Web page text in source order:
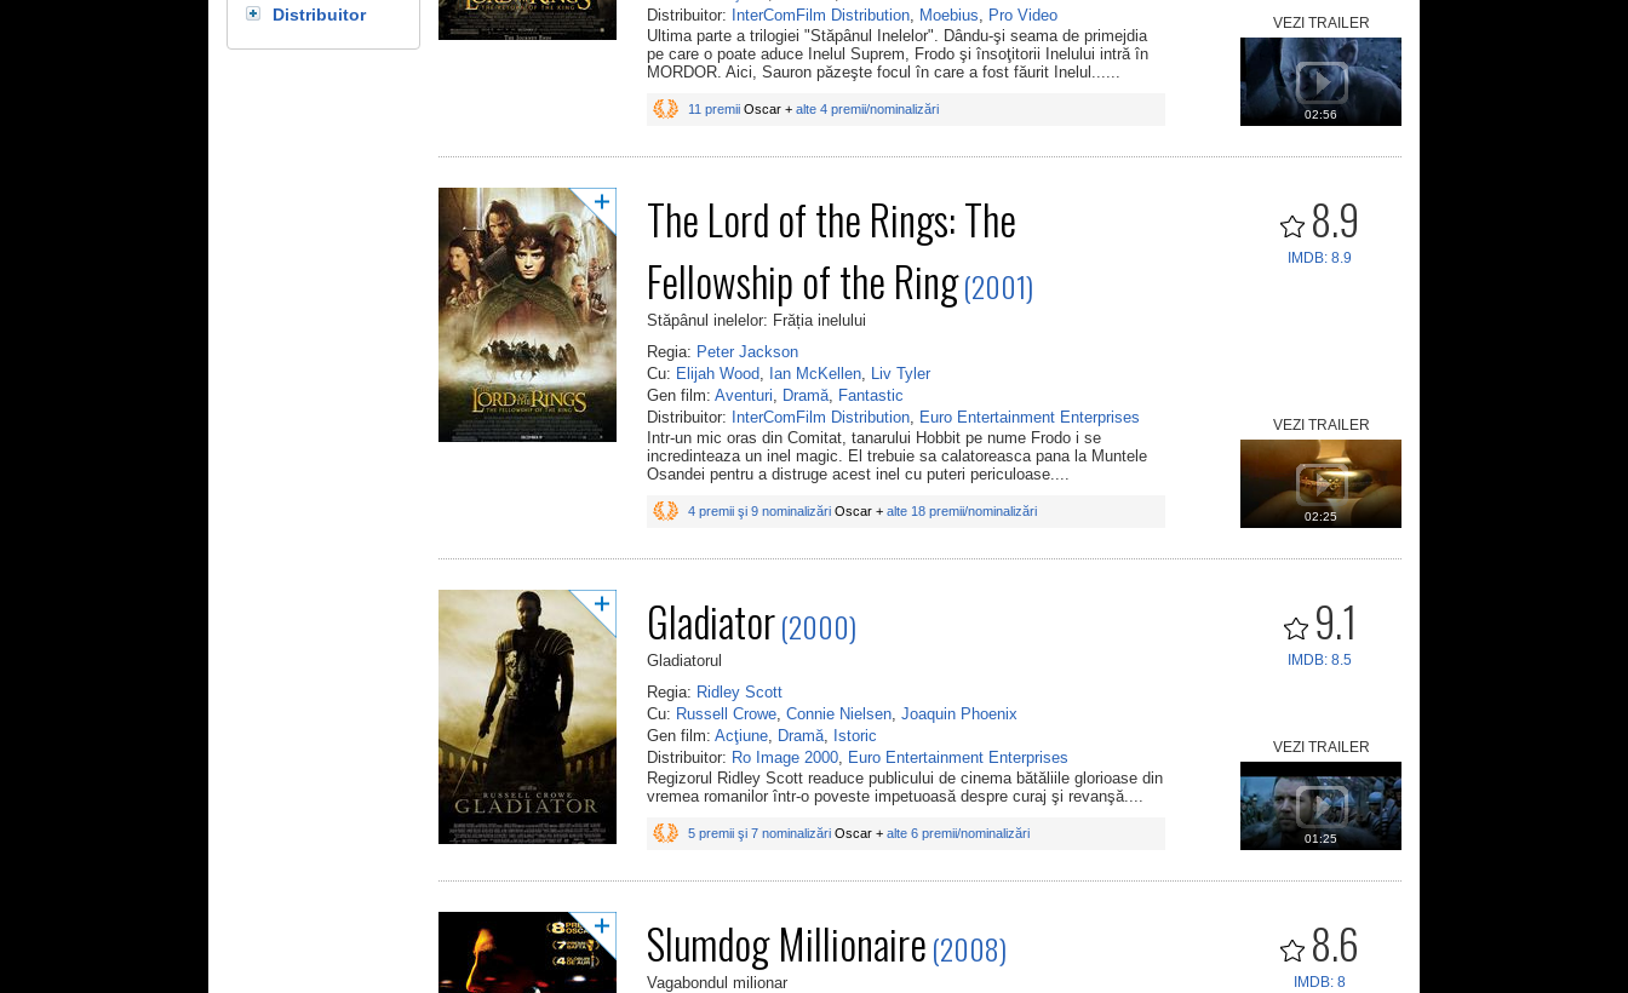
Distribuitor: InterComFilm Distribution, Moebius, Pro Video
Ultima parte a trilogiei "Stăpânul Inelelor". Dându-şi seama de primejdia
pe care o poate aduce Inelul Suprem, Frodo şi însoţitorii Inelului intră în
MORDOR. Aici, Sauron păzeşte focul în care a fost făurit Inelul......
11 premii Oscar + alte 4 premii/nominalizări
VEZI TRAILER
02:56
The Lord of the Rings: The
Fellowship of the Ring(2001)
Stăpânul inelelor: Frăția inelului
Regia: Peter Jackson
Cu: Elijah Wood, Ian McKellen, Liv Tyler
Gen film: Aventuri, Dramă, Fantastic
Distribuitor: InterComFilm Distribution, Euro Entertainment Enterprises
Intr-un mic oras din Comitat, tanarului Hobbit pe nume Frodo i se
incredinteaza un inel magic. El trebuie sa calatoreasca pana la Muntele
Osandei pentru a distruge acest inel cu puteri periculoase....
4 premii şi 9 nominalizări Oscar + alte 18 premii/nominalizări
8.9
IMDB: 8.9
VEZI TRAILER
02:25
Gladiator(2000)
Gladiatorul
Regia: Ridley Scott
Cu: Russell Crowe, Connie Nielsen, Joaquin Phoenix
Gen film: Acţiune, Dramă, Istoric
Distribuitor: Ro Image 2000, Euro Entertainment Enterprises
Regizorul Ridley Scott readuce publicului de cinema bătăliile glorioase din
vremea romanilor într-o poveste impetuoasă despre curaj şi revanşă....
5 premii şi 7 nominalizări Oscar + alte 6 premii/nominalizări
9.1
IMDB: 8.5
VEZI TRAILER
01:25
Slumdog Millionaire(2008)
Vagabondul milionar
8.6
IMDB: 8
Distribuitor